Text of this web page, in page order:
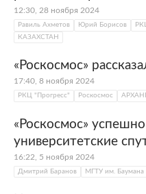
12:30, 28 ноября 2024
Равиль Ахметов Юрий Борисов
КАЗАХСТАН
«Роскосмос»
17:40, 8 ноября 2024
РКЦ "Прогресс" Роскосмос
«Роскосмос»
университетские
16:22, 5 ноября 2024
Дмитрий Баранов МГТУ им. Баумана